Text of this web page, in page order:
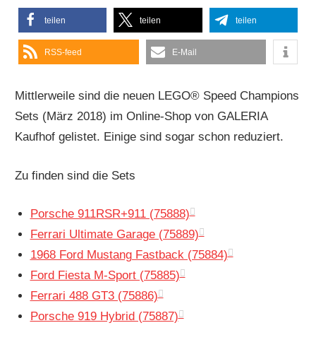
teilen teilen teilen
RSS-feed E-Mail
Mittlerweile sind die neuen LEGO® Speed Champions
Sets (März 2018) im Online-Shop von GALERIA
Kaufhof gelistet. Einige sind sogar schon reduziert.
Zu finden sind die Sets
Porsche 911RSR+911 (75888)
Ferrari Ultimate Garage (75889)
1968 Ford Mustang Fastback (75884)
Ford Fiesta M-Sport (75885)
Ferrari 488 GT3 (75886)
Porsche 919 Hybrid (75887)